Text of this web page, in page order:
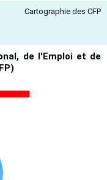
Cartographie des CFP
de l'Emploi et de